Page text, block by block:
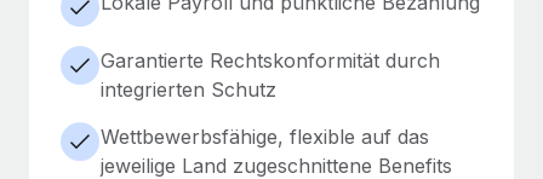
Garantierte Rechtskonformität durch
integrierten Schutz
Wettbewerbsfähige, flexible auf das
jeweilige Land zugeschnittene Benefits